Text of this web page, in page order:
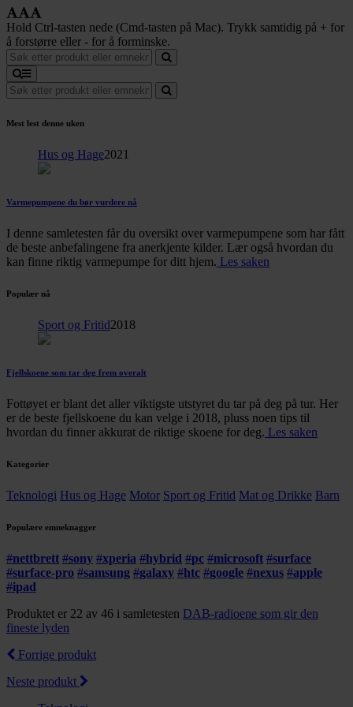
Hold Ctrl-tasten nede (Cmd-tasten på Mac). Trykk samtidig på + for
å forstørre eller - for å forminske.
Mest lest denne uken
Hus og Hage2021
Varmepumpene du bør vurdere nå
I denne samletesten får du oversikt over varmepumpene som har fått
de beste anbefalingene fra anerkjente kilder. Lær også hvordan du
kan finne riktig varmepumpe for ditt hjem. Les saken
Populær nå
Sport og Fritid2018
Fjellskoene som tar deg frem overalt
Fottøyet er blant det aller viktigste utstyret du tar på deg på tur. Her
er de beste fjellskoene du kan velge i 2018, pluss noen tips til
hvordan du finner akkurat de riktige skoene for deg. Les saken
Kategorier
Teknologi Hus og Hage Motor Sport og Fritid Mat og Drikke Barn
Populære emneknagger
#nettbrett #sony #xperia #hybrid #pc #microsoft #surface
#surface-pro #samsung #galaxy #htc #google #nexus #apple
#ipad
Produktet er 22 av 46 i samletesten DAB-radioene som gir den
fineste lyden
Forrige produkt
Neste produkt